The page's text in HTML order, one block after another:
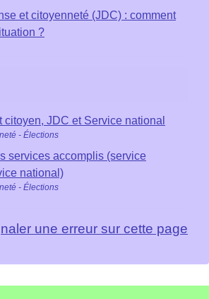
et citoyenneté (JDC) : comment
?
citoyen, JDC et Service national
- Élections
services accomplis (service
national)
- Élections
une erreur sur cette page